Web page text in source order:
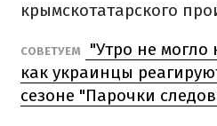
крымскотатарского
СОВЕТУЕМ
"Утро не могло
как украинцы
сезоне "Парочки